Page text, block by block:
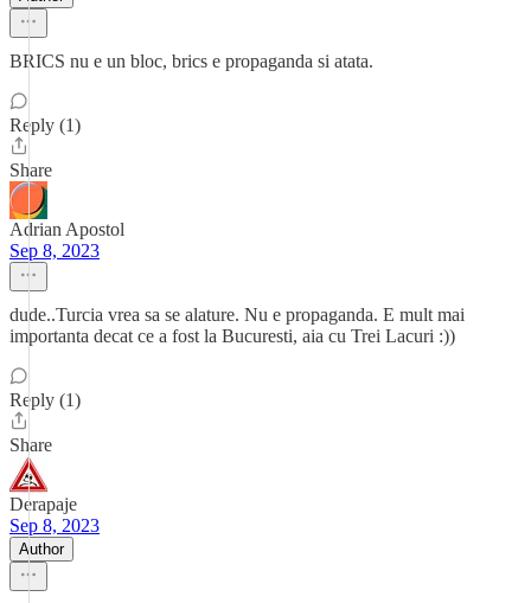
BRICS nu e un bloc, brics e propaganda si atata.
Reply (1)
Share
Adrian Apostol
Sep 8, 2023
dude..Turcia vrea sa se alature. Nu e propaganda. E mult mai
importanta decat ce a fost la Bucuresti, aia cu Trei Lacuri :))
Reply (1)
Share
Derapaje
Sep 8, 2023
Author